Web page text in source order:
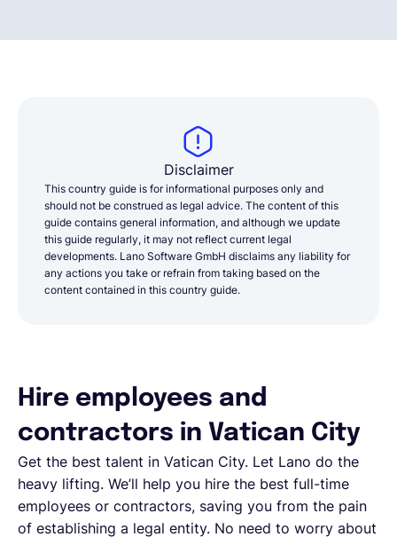
Disclaimer
This country guide is for informational purposes only and
should not be construed as legal advice. The content of this
guide contains general information, and although we update
this guide regularly, it may not reflect current legal
developments. Lano Software GmbH disclaims any liability for
any actions you take or refrain from taking based on the
content contained in this country guide.
Hire employees and
contractors in Vatican City
Get the best talent in Vatican City. Let Lano do the
heavy lifting. We’ll help you hire the best full-time
employees or contractors, saving you from the pain
of establishing a legal entity. No need to worry about